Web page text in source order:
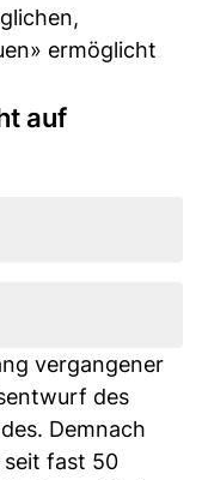
ermöglicht
auf
vergangener
des
Demnach
seit fast 50